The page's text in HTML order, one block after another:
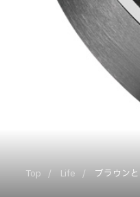
Top Life ブラウン